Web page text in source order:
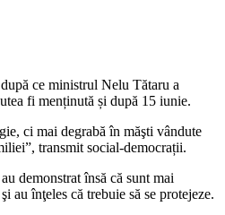
ce ministrul Nelu Tătaru a
fi menținută și după 15 iunie.
ci mai degrabă în măşti vândute
transmit social-democrații.
demonstrat însă că sunt mai
au înţeles că trebuie să se protejeze.